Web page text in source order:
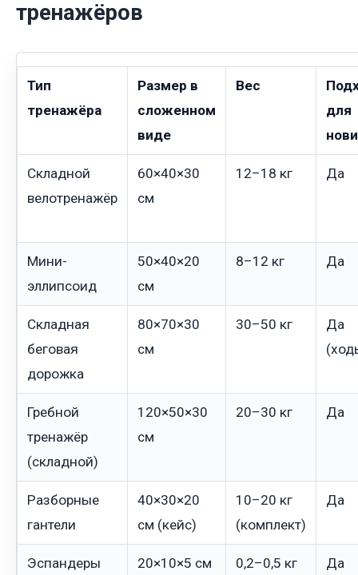
тренажёров
Тип
тренажёра
Размер в
сложенном
виде
Вес
для
Складной
велотренажёр
60×40×30
см
12–18 кг Да
Мини-
эллипсоид
50×40×20
см
8–12 кг Да
Складная
беговая
дорожка
80×70×30
см
30–50 кг
Да
Гребной
тренажёр
(складной)
120×50×30
см
20–30 кг Да
Разборные
гантели
40×30×20
см (кейс)
10–20 кг
(комплект)
Да
Эспандеры 20×10×5 см 0,2–0,5 кг Да